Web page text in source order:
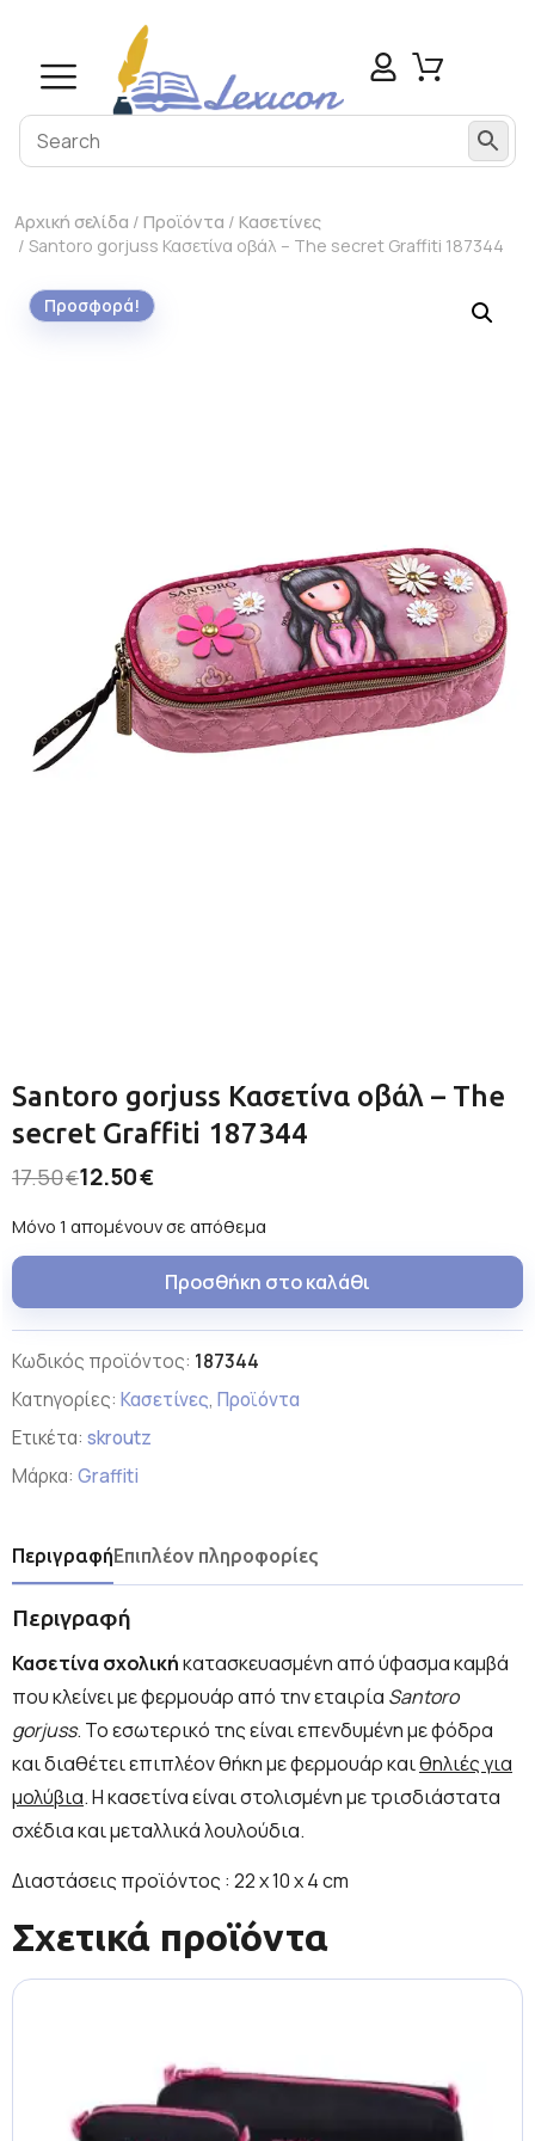
Αρχική σελίδα / Προϊόντα / Κασετίνες
/ Santoro gorjuss Κασετίνα οβάλ – The secret Graffiti 187344
Προσφορά!
Santoro gorjuss Κασετίνα οβάλ – The
secret Graffiti 187344
17.50€12.50€
Μόνο 1 απομένουν σε απόθεμα
Προσθήκη στο καλάθι
Κωδικός προϊόντος: 187344
Κατηγορίες: Κασετίνες, Προϊόντα
Ετικέτα: skroutz
Μάρκα: Graffiti
ΠεριγραφήΕπιπλέον πληροφορίες
Περιγραφή
Κασετίνα σχολικήκατασκευασμένη από ύφασμα καμβά
που κλείνει με φερμουάρ από την εταιρία Santoro
gorjuss. Το εσωτερικό της είναι επενδυμένη με φόδρα
και διαθέτει επιπλέον θήκη με φερμουάρ καιθηλιές για
μολύβια. Η κασετίνα είναι στολισμένη με τρισδιάστατα
σχέδια και μεταλλικά λουλούδια.
Διαστάσεις προϊόντος : 22 x 10 x 4 cm
Σχετικά προϊόντα